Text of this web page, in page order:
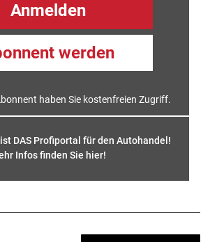
Anmelden
werden
haben Sie kostenfreien Zugriff.
DAS Profiportal für den Autohandel!
Infos finden Sie hier!